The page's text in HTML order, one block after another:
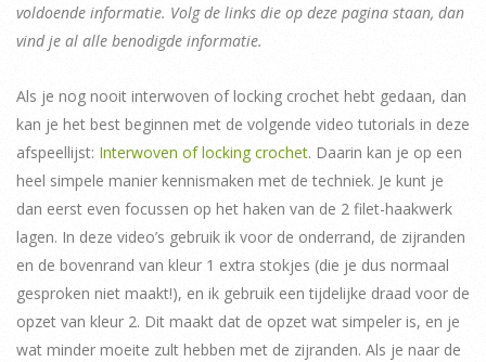
voldoende informatie. Volg de links die op deze pagina staan, dan
vind je al alle benodigde informatie.
Als je nog nooit interwoven of locking crochet hebt gedaan, dan
kan je het best beginnen met de volgende video tutorials in deze
afspeellijst: Interwoven of locking crochet. Daarin kan je op een
heel simpele manier kennismaken met de techniek. Je kunt je
dan eerst even focussen op het haken van de 2 filet-haakwerk
lagen. In deze video’s gebruik ik voor de onderrand, de zijranden
en de bovenrand van kleur 1 extra stokjes (die je dus normaal
gesproken niet maakt!), en ik gebruik een tijdelijke draad voor de
opzet van kleur 2. Dit maakt dat de opzet wat simpeler is, en je
wat minder moeite zult hebben met de zijranden. Als je naar de